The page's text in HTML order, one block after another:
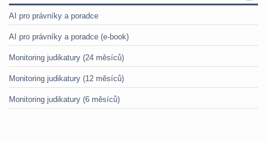
AI pro právníky a poradce
AI pro právníky a poradce (e-book)
Monitoring judikatury (24 měsíců)
Monitoring judikatury (12 měsíců)
Monitoring judikatury (6 měsíců)